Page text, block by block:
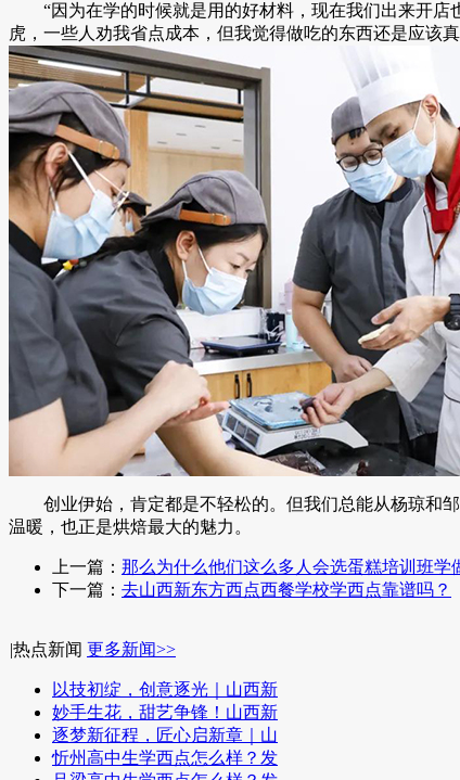
“因为在学的时候就是用的好材料，现在我们出来开店
虎，一些人劝我省点成本，但我觉得做吃的东西还是应该
创业伊始，肯定都是不轻松的。但我们总能从杨琼和邹
温暖，也正是烘焙最大的魅力。
上一篇： 那么为什么他们这么多人会选蛋糕培训班学
下一篇： 去山西新东方西点西餐学校学西点靠谱吗？
|热点新闻 更多新闻>>
以技初绽，创意逐光｜山西新
妙手生花，甜艺争锋！山西新
逐梦新征程，匠心启新章｜山
忻州高中生学西点怎么样？发